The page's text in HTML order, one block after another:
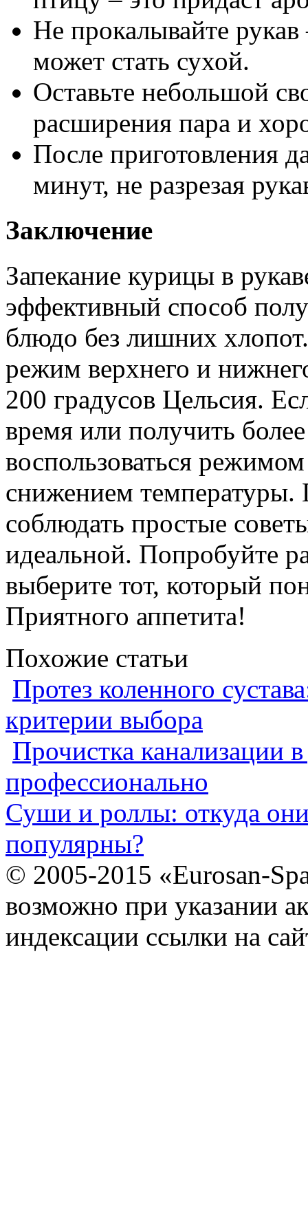
Не прокалывайте
может стать сухой.
Оставьте небольшой
расширения пара и
После приготовления
минут, не разрезая
Заключение
Запекание курицы в
эффективный способ
блюдо без лишних
режим верхнего и
200 градусов Цельсия.
время или получить
воспользоваться
снижением температуры.
соблюдать простые
идеальной. Попробуйте
выберите тот, который
Приятного аппетита!
Похожие статьи
Протез коленного
критерии выбора
Прочистка канализации
профессионально
Суши и роллы: откуда
популярны?
© 2005-2015 «Eurosan-
возможно при указании
индексации ссылки на